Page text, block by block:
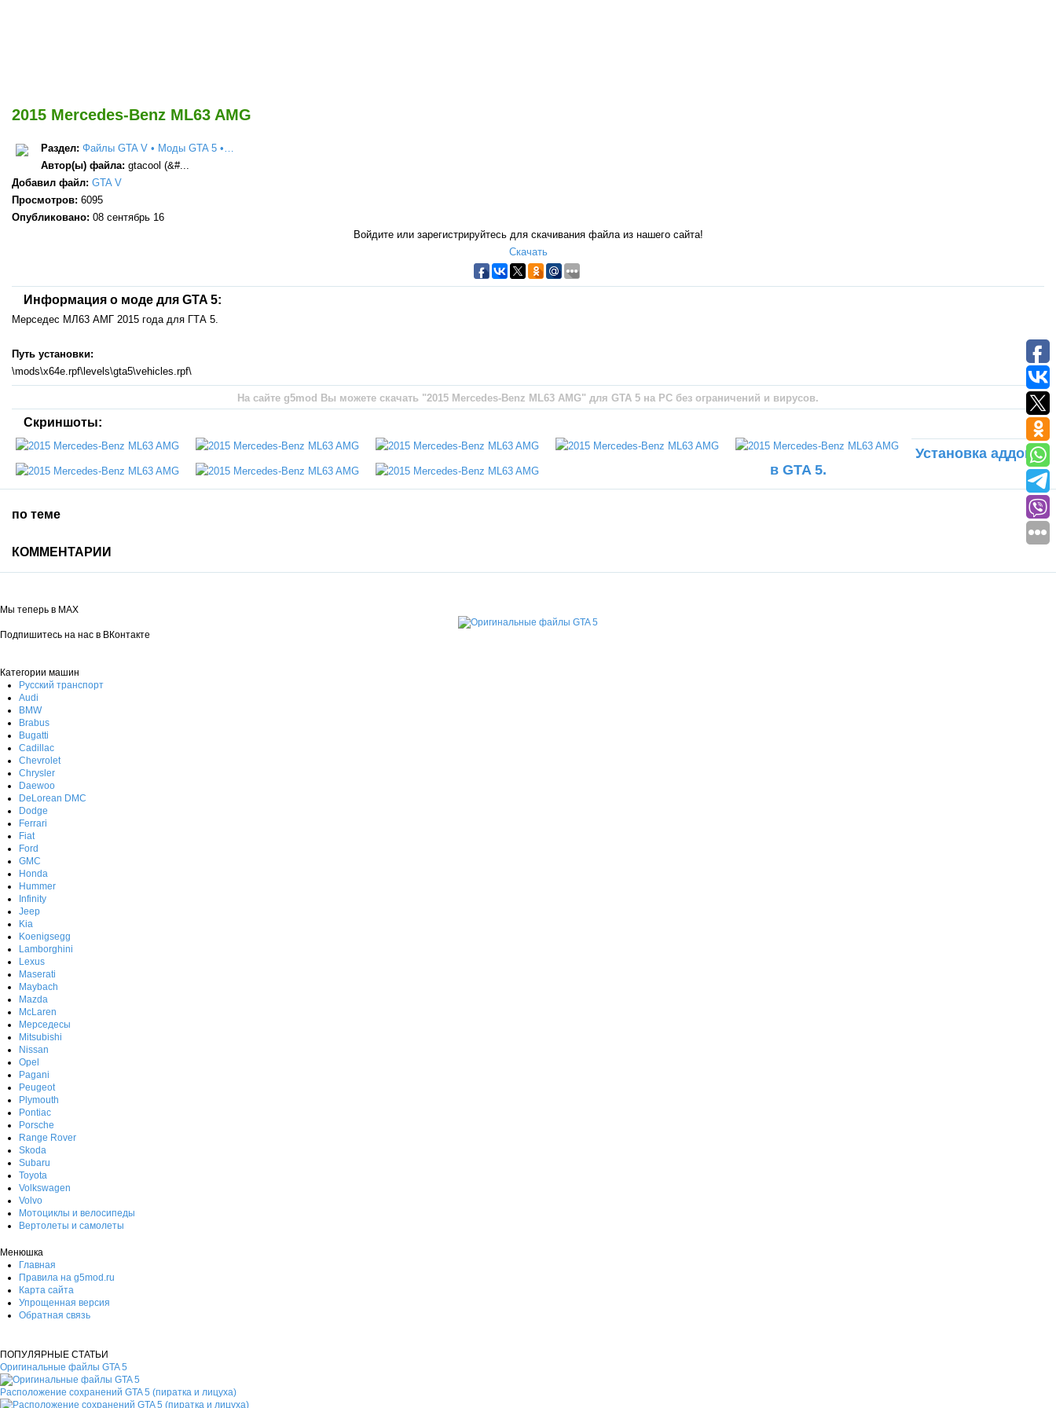
2015 Mercedes-Benz ML63 AMG
Раздел: Файлы GTA V • Моды GTA 5 •…
Автор(ы) файла: gtacool (&#...
Добавил файл: GTA V
Просмотров: 6095
Опубликовано: 08 сентябрь 16
Войдите или зарегистрируйтесь для скачивания файла из нашего сайта!
Скачать
Информация о моде для GTA 5:
Мерседес МЛ63 АМГ 2015 года для ГТА 5.
Путь установки:
\mods\x64e.rpf\levels\gta5\vehicles.rpf\
На сайте g5mod Вы можете скачать "2015 Mercedes-Benz ML63 AMG" для GTA 5 на PC без ограничений и вирусов.
Скриншоты:
Установка аддона
в GTA 5.
по теме
КОММЕНТАРИИ
Мы теперь в MAX
Подпишитесь на нас в ВКонтакте
Категории машин
Русский транспорт
Audi
BMW
Brabus
Bugatti
Cadillac
Chevrolet
Chrysler
Daewoo
DeLorean DMC
Dodge
Ferrari
Fiat
Ford
GMC
Honda
Hummer
Infinity
Jeep
Kia
Koenigsegg
Lamborghini
Lexus
Maserati
Maybach
Mazda
McLaren
Мерседесы
Mitsubishi
Nissan
Opel
Pagani
Peugeot
Plymouth
Pontiac
Porsche
Range Rover
Skoda
Subaru
Toyota
Volkswagen
Volvo
Мотоциклы и велосипеды
Вертолеты и самолеты
Менюшка
Главная
Правила на g5mod.ru
Карта сайта
Упрощенная версия
Обратная связь
ПОПУЛЯРНЫЕ СТАТЬИ
Оригинальные файлы GTA 5
Расположение сохранений GTA 5 (пиратка и лицуха)